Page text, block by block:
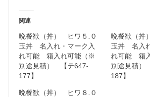
関連
晩餐歓（丼） ヒワ５.０
玉丼 名入れ・マーク入
れ可能 箱入れ可能（※
別途見積） 【テ647-
177】
晩餐歓（丼
玉丼 名入
れ可能 箱
別途見積
187】
晩餐歓（丼） ヒワ８.０